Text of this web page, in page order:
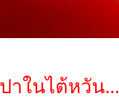
าในไต้หวัน...